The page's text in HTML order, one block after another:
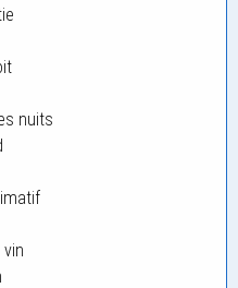
nuits